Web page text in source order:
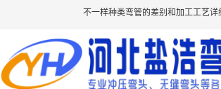
不一样种类弯管的差别和加工工艺详